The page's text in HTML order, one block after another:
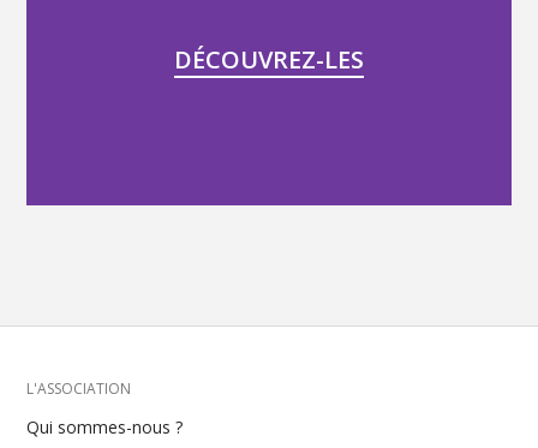
DÉCOUVREZ-LES
Menu
L'ASSOCIATION
Qui sommes-nous ?